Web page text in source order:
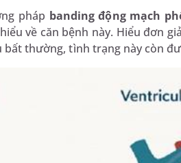
pháp banding động mạch
về căn bệnh này. Hiểu đơn
thường, tình trạng này còn